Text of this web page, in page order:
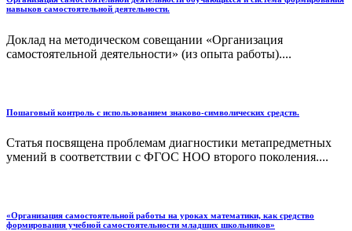
навыков самостоятельной деятельности.
Доклад на методическом совещании «Организация
самостоятельной деятельности» (из опыта работы)....
Пошаговый контроль с использованием знаково-символических средств.
Статья посвящена проблемам диагностики метапредметных
умений в соответствии с ФГОС НОО второго поколения....
«Организация самостоятельной работы на уроках математики, как средство
формирования учебной самостоятельности младших школьников»